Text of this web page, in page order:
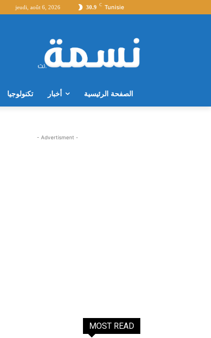
30.9 C Tunisie
jeudi, août 6, 2026
الصفحة الرئيسية أخبار تكنولوجيا
- Advertisment -
MOST READ